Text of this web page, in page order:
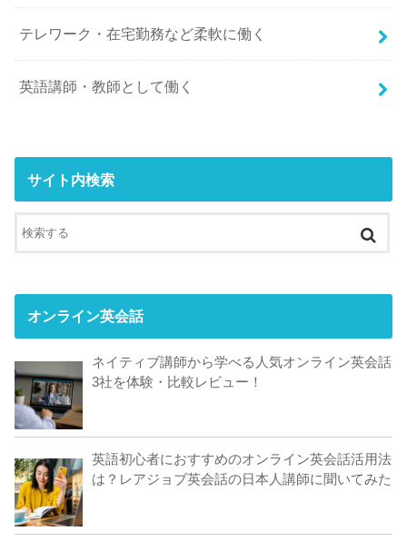
テレワーク・在宅勤務など柔軟に働く
英語講師・教師として働く
サイト内検索
オンライン英会話
ネイティブ講師から学べる人気オンライン英会話
3社を体験・比較レビュー！
英語初心者におすすめのオンライン英会話活用法
は？レアジョブ英会話の日本人講師に聞いてみた